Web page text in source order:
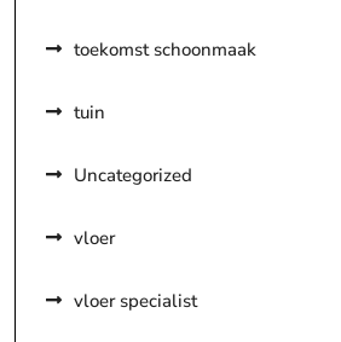
toekomst schoonmaak
tuin
Uncategorized
vloer
vloer specialist